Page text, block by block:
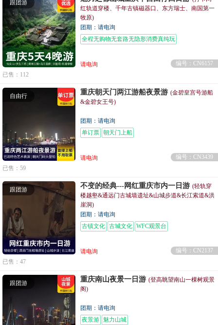
跟团游
红轨道穿楼、千年古镇磁器口、东方瑞士、南国第一
牧原)
团期：请电询
全程无购物无套路无隐形消费真纯玩
请电询
编号：CN6157
已售：112
自由行 重庆朝天门两江游船夜景游 (金碧皇宫号游船
&金碧女王号)
团期：请电询
单订票 朝天门上船
请电询
编号：CN3439
已售：59
跟团游 不变的经典---网红重庆市内一日游 (轻轨穿
楼越壑&通远门古城墙遗址&山城步道&长江索道&洪
崖洞)
团期：请电询
古镇文化 古城文化 WFC观景台
请电询
编号：CN2137
已售：47
跟团游 重庆南山夜景一日游 (登高眺望南山一棵树观景
阁)
团期：请电询
夜景游
魅力山城